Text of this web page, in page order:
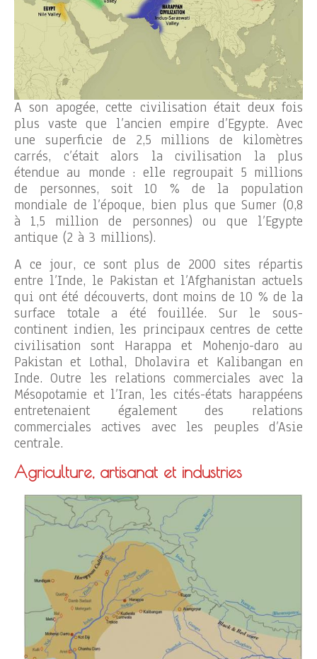
A son apogée, cette civilisation était deux fois
plus vaste que l’ancien empire d’Egypte. Avec
une superficie de 2,5 millions de kilomètres
carrés, c’était alors la civilisation la plus
étendue au monde : elle regroupait 5 millions
de personnes, soit 10 % de la population
mondiale de l’époque, bien plus que Sumer (0,8
à 1,5 million de personnes) ou que l’Egypte
antique (2 à 3 millions).
A ce jour, ce sont plus de 2000 sites répartis
entre l’Inde, le Pakistan et l’Afghanistan actuels
qui ont été découverts, dont moins de 10 % de la
surface totale a été fouillée. Sur le sous-
continent indien, les principaux centres de cette
civilisation sont Harappa et Mohenjo-daro au
Pakistan et Lothal, Dholavira et Kalibangan en
Inde. Outre les relations commerciales avec la
Mésopotamie et l’Iran, les cités-états harappéens
entretenaient également des relations
commerciales actives avec les peuples d’Asie
centrale.
Agriculture, artisanat et industries